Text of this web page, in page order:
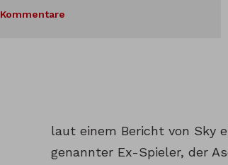
Kommentare
laut einem Bericht von Sky
genannter Ex-Spieler, der